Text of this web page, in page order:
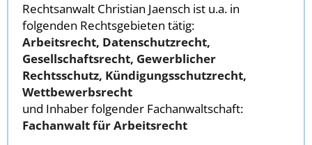
Rechtsanwalt Christian Jaensch ist u.a. in
folgenden Rechtsgebieten tätig:
Arbeitsrecht, Datenschutzrecht,
Gesellschaftsrecht, Gewerblicher
Rechtsschutz, Kündigungsschutzrecht,
Wettbewerbsrecht
und Inhaber folgender Fachanwaltschaft:
Fachanwalt für Arbeitsrecht